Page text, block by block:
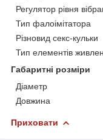
Регулятор рівня
Тип фалоімітатора
Різновид секс-кульки
Тип елементів
Габаритні розміри
Діаметр
Довжина
Приховати